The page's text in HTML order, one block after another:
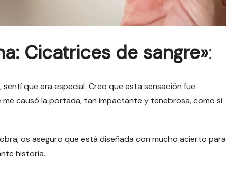
Cicatrices de sangre»:
que era especial. Creo que esta sensación fue
causó la portada, tan impactante y tenebrosa, como si
os aseguro que está diseñada con mucho acierto para
historia.